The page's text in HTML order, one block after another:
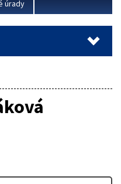
úrady